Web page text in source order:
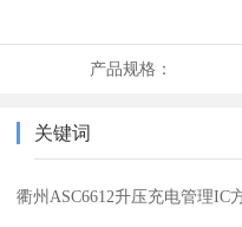
产品规格：
关键词
衢州ASC6612升压充电管理IC